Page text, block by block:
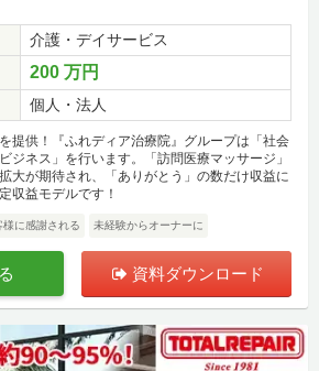
介護・デイサービス
200 万円
個人・法人
提供！『ふれディア治療院』グループは「社会
ジネス」を行います。「訪問医療マッサージ」
大が期待され、「ありがとう」の数だけ収益に
収益モデルです！
様に感謝される 未経験からオーナーに
資料ダウンロード